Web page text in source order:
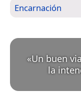
Encarnación
«Un buen
la